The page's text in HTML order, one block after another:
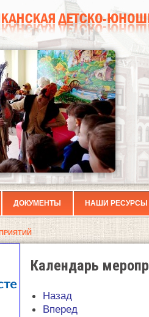
ДОКУМЕНТЫ НАШИ РЕСУРСЫ
Календарь
Назад
Вперед